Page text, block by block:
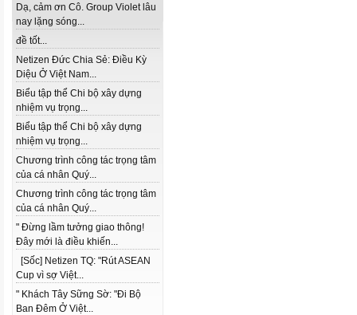
Dạ, cảm ơn Cô. Group Violet lâu
nay lặng sóng...
đề tốt...
Netizen Đức Chia Sẻ: Điều Kỳ
Diệu Ở Việt Nam...
Biểu tập thể Chi bộ xây dựng
nhiệm vụ trọng...
Biểu tập thể Chi bộ xây dựng
nhiệm vụ trọng...
Chương trình công tác trọng tâm
của cá nhân Quý...
Chương trình công tác trọng tâm
của cá nhân Quý...
" Đừng lầm tưởng giao thông!
Đây mới là điều khiến...
[Sốc] Netizen TQ: "Rút ASEAN
Cup vì sợ Việt...
" Khách Tây Sững Sờ: "Đi Bộ
Ban Đêm Ở Việt...